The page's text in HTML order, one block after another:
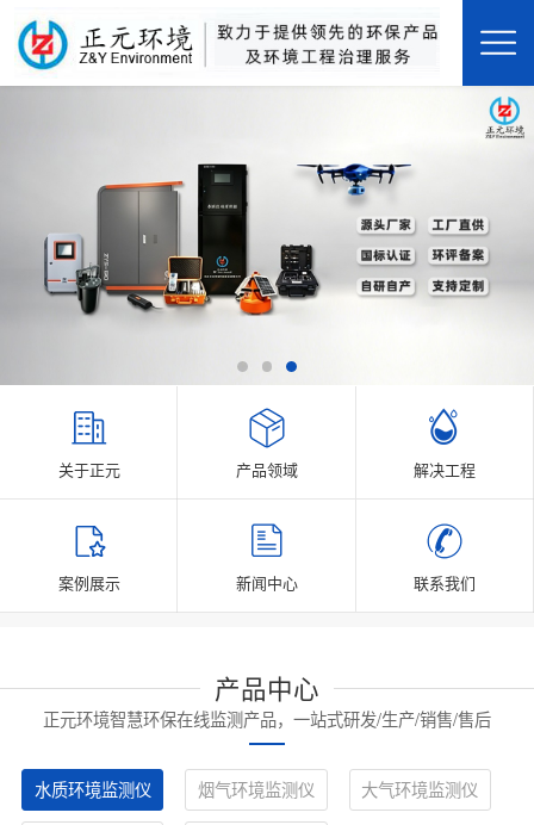
关于正元 产品领域 解决工程
案例展示 新闻中心 联系我们
产品中心
正元环境智慧环保在线监测产品，一站式研发/生产/销售/售后
水质环境监测仪 烟气环境监测仪 大气环境监测仪